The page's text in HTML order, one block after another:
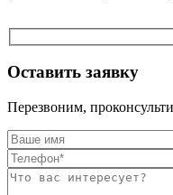
Оставить заявку
Перезвоним,